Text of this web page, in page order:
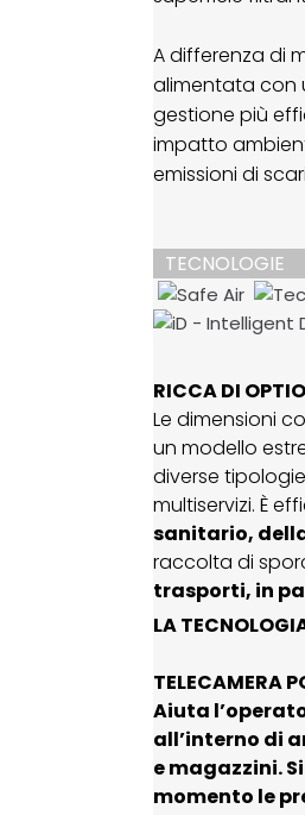
A differenza di
alimentata con
gestione più
impatto
emissioni di
TECNOLOGIE
RICCA DI
Le dimensioni
un modello
diverse
multiservizi. È
sanitario,
raccolta di
trasporti, in
LA
TELECAMERA
Aiuta
all’interno di
e magazzini.
momento le